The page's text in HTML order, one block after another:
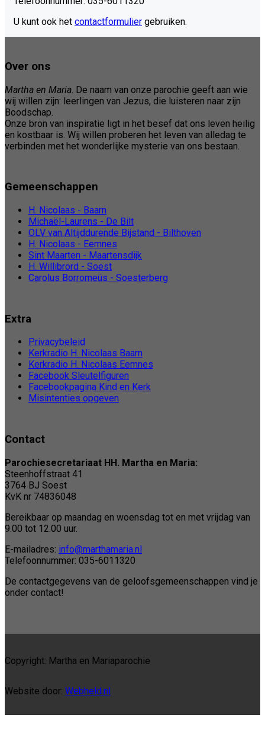
U kunt ook het contactformulier gebruiken.
Over ons
Martha en Maria . De naam van onze parochie geeft aan wie
wij willen zijn: leerlingen van Jezus, die luisteren naar zijn
Boodschap.
Onze bron van inspiratie ligt in het besef dat ons leven heilig
en kostbaar is. Wij willen proberen het leven van alledag te
verbinden met het wonderlijke mysterie van ons bestaan.
Gemeenschappen
H. Nicolaas - Baarn
Michaël-Laurens - De Bilt
OLV van Altijddurende Bijstand - Bilthoven
H. Nicolaas - Eemnes
Sint Maarten - Maartensdijk
H. Willibrord - Soest
Carolus Borromeüs - Soesterberg
Extra
Privacybeleid
Kerkradio H. Nicolaas Baarn
Kerkradio H. Nicolaas Eemnes
Facebook Sleutelfiguren
Facebookpagina Kind en Kerk
Misintenties opgeven
Contact
Parochiesecretariaat HH. Martha en Maria:
Steenhoffstraat 41
3764 BJ Soest
KvK nr 74836048
Bereikbaar op maandag en woensdag tot en met vrijdag van
9.00 tot 12.00 uur.
E-mailadres: info@marthamaria.nl
Telefoonnummer: 035-6011320
De contactgegevens van de geloofsgemeenschappen vind je
onder contact!
Copyright: Martha en Mariaparochie
Website door: Webheld.nl